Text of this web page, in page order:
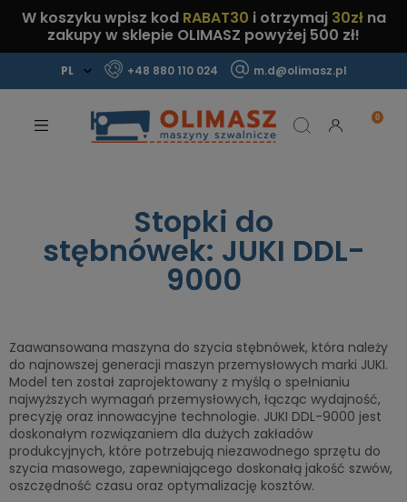
W koszyku wpisz kod RABAT30 i otrzymaj 30złna
zakupy w sklepie OLIMASZ powyżej 500 zł!
+48 880 110 024 m.d@olimasz.pl
Sprawdź!
Stopki do
stębnówek: JUKI DDL-
9000
Zaawansowana maszyna do szycia stębnówek, która należy
do najnowszej generacji maszyn przemysłowych marki JUKI.
Model ten został zaprojektowany z myślą o spełnianiu
najwyższych wymagań przemysłowych, łącząc wydajność,
precyzję oraz innowacyjne technologie. JUKI DDL-9000 jest
doskonałym rozwiązaniem dla dużych zakładów
produkcyjnych, które potrzebują niezawodnego sprzętu do
szycia masowego, zapewniającego doskonałą jakość szwów,
oszczędność czasu oraz optymalizację kosztów.